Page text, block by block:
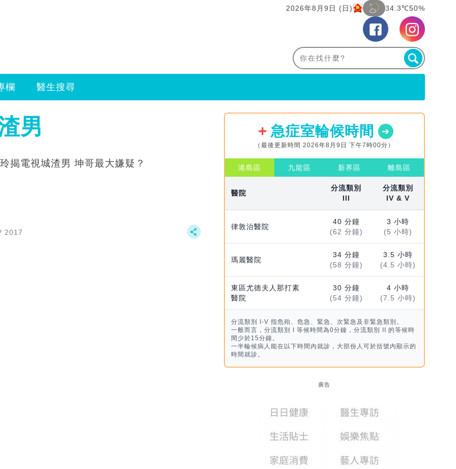
2026年8月9日 (日) 34.3℃50%
欄 醫生搜尋
男
揭電視城渣男 坤哥最大嫌疑？
2017
急症室輪候時間
（最後更新時間 2026年8月9日 下午7時00分）
港島區 九龍區 新界區 離島區
醫院
分流類別
III
分流類別
IV & V
律敦治醫院
40 分鐘
(62 分鐘)
3 小時
(5 小時)
瑪麗醫院
34 分鐘
(58 分鐘)
3.5 小時
(4.5 小時)
東區尤德夫人那打素
醫院
30 分鐘
(54 分鐘)
4 小時
(7.5 小時)
分流類別 I-V 指危殆、危急、緊急、次緊急及非緊急類別。
一般而言，分流類別 I 等候時間為0分鐘，分流類別 II 的等候時
間少於15分鐘。
一半輪候病人能在以下時間內就診，大部份人可於括號內顯示的
時間就診。
廣告